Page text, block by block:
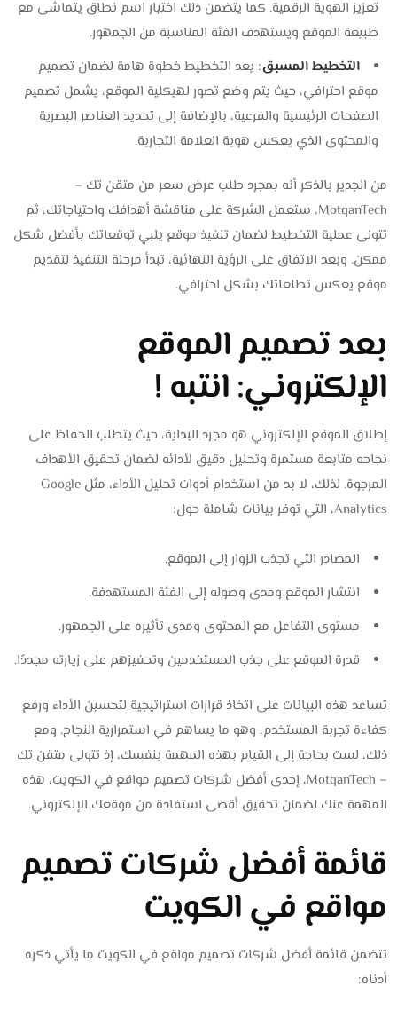
تعزيز الهوية الرقمية. كما يتضمن ذلك اختيار اسم نطاق يتماشى مع
طبيعة الموقع ويستهدف الفئة المناسبة من الجمهور.
التخطيط المسبق: يعد التخطيط خطوة هامة لضمان تصميم
موقع احترافي، حيث يتم وضع تصور لهيكلية الموقع، يشمل تصميم
الصفحات الرئيسية والفرعية، بالإضافة إلى تحديد العناصر البصرية
والمحتوى الذي يعكس هوية العلامة التجارية.
من الجدير بالذكر أنه بمجرد طلب عرض سعر من متقن تك –
MotqanTech، ستعمل الشركة على مناقشة أهدافك واحتياجاتك، ثم
تتولى عملية التخطيط لضمان تنفيذ موقع يلبي توقعاتك بأفضل شكل
ممكن. وبعد الاتفاق على الرؤية النهائية، تبدأ مرحلة التنفيذ لتقديم
موقع يعكس تطلعاتك بشكل احترافي.
بعد تصميم الموقع
الإلكتروني: انتبه !
إطلاق الموقع الإلكتروني هو مجرد البداية، حيث يتطلب الحفاظ على
نجاحه متابعة مستمرة وتحليل دقيق لأدائه لضمان تحقيق الأهداف
المرجوة. لذلك، لا بد من استخدام أدوات تحليل الأداء، مثل Google
Analytics، التي توفر بيانات شاملة حول:
المصادر التي تجذب الزوار إلى الموقع.
انتشار الموقع ومدى وصوله إلى الفئة المستهدفة.
مستوى التفاعل مع المحتوى ومدى تأثيره على الجمهور.
قدرة الموقع على جذب المستخدمين وتحفيزهم على زيارته مجددًا.
تساعد هذه البيانات على اتخاذ قرارات استراتيجية لتحسين الأداء ورفع
كفاءة تجربة المستخدم، وهو ما يساهم في استمرارية النجاح. ومع
ذلك، لست بحاجة إلى القيام بهذه المهمة بنفسك، إذ تتولى متقن تك
– MotqanTech، إحدى أفضل شركات تصميم مواقع في الكويت، هذه
المهمة عنك لضمان تحقيق أقصى استفادة من موقعك الإلكتروني.
قائمة أفضل شركات تصميم
مواقع في الكويت
تتضمن قائمة أفضل شركات تصميم مواقع في الكويت ما يأتي ذكره
أدناه: